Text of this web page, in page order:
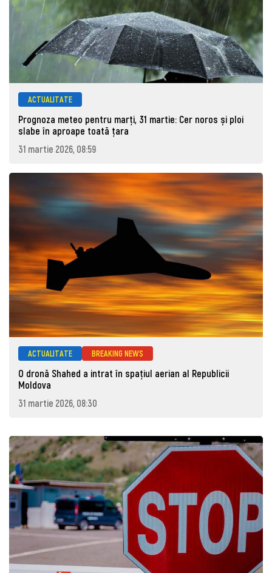
ACTUALITATE
Prognoza meteo pentru marţi, 31 martie: Cer noros și ploi
slabe în aproape toată țara
31 martie 2026, 08:59
ACTUALITATE BREAKING NEWS
O dronă Shahed a intrat în spațiul aerian al Republicii
Moldova
31 martie 2026, 08:30